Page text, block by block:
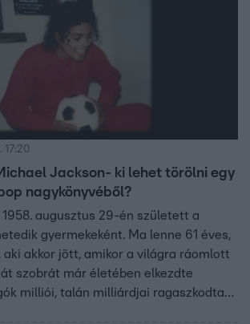
17:20
Jackson- ki lehet törölni egy
nagykönyvéből?
1958. augusztus 29-én született a
gyermekeként. Ma lenne 61 éves,
aki akkor jött, amikor a világra ráomlott
szobrát már életében elkezdte
milliói, talán milliárdjai ragaszkodtak